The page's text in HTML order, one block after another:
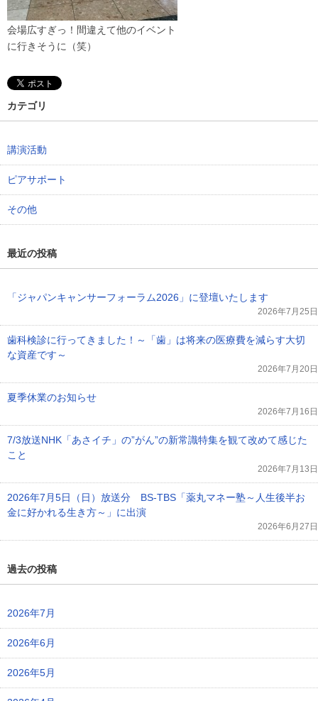
会場広すぎっ！間違えて他のイベント
に行きそうに（笑）
カテゴリ
講演活動
ピアサポート
その他
最近の投稿
「ジャパンキャンサーフォーラム2026」に登壇いたします
2026年7月25日
歯科検診に行ってきました！～「歯」は将来の医療費を減らす大切
な資産です～
2026年7月20日
夏季休業のお知らせ
2026年7月16日
7/3放送NHK「あさイチ」の”がん”の新常識特集を観て改めて感じた
こと
2026年7月13日
2026年7月5日（日）放送分 BS-TBS「薬丸マネー塾～人生後半お
金に好かれる生き方～」に出演
2026年6月27日
過去の投稿
2026年7月
2026年6月
2026年5月